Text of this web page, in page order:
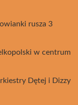
rusza 3
w centrum
Dętej i Dizzy